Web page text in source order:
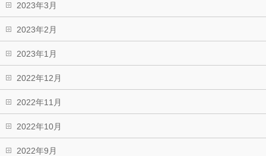
2023年3月
2023年2月
2023年1月
2022年12月
2022年11月
2022年10月
2022年9月